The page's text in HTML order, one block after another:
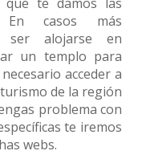
te damos las
En casos más
ser alojarse en
un templo para
acceder a
de la región
problema con
te iremos
webs.